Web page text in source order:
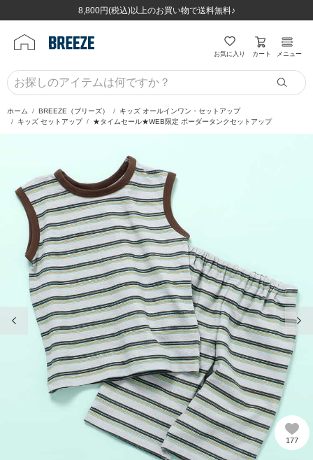
8,800円(税込)以上のお買い物で送料無料♪
ほぼ全品半額！！8/12(水)お昼12:59まで！！
8,800円(税込)以上のお買い物で送料無料♪
ほぼ全品半額！！8/12(水)お昼12:59まで！！
お気に入り カート メニュー
ホーム BREEZE（ブリーズ）
キッズ オールインワン・セットアップ
キッズ セットアップ
★タイムセール★WEB限定 ボーダータンクセットアップ
前の画像
177